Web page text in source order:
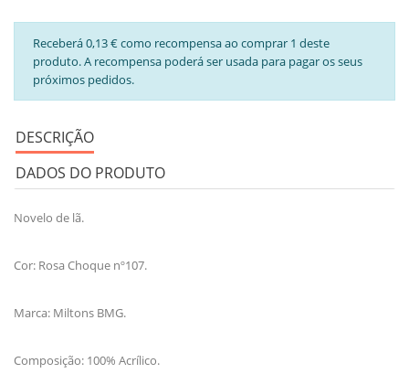
Receberá 0,13 € como recompensa ao comprar 1 deste
produto. A recompensa poderá ser usada para pagar os seus
próximos pedidos.
DESCRIÇÃO
DADOS DO PRODUTO
Novelo de lã.
Cor: Rosa Choque nº107.
Marca: Miltons BMG.
Composição: 100% Acrílico.